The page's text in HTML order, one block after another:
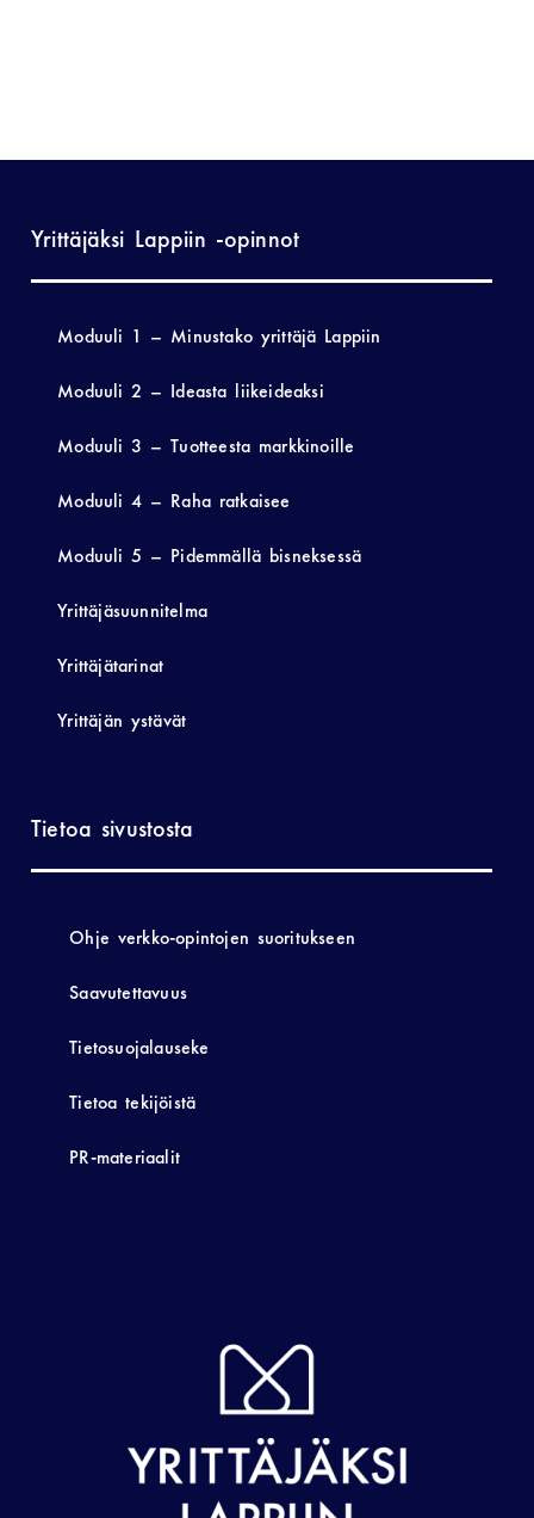
Yrittäjäksi Lappiin -opinnot
Moduuli 1 – Minustako yrittäjä Lappiin
Moduuli 2 – Ideasta liikeideaksi
Moduuli 3 – Tuotteesta markkinoille
Moduuli 4 – Raha ratkaisee
Moduuli 5 – Pidemmällä bisneksessä
Yrittäjäsuunnitelma
Yrittäjätarinat
Yrittäjän ystävät
Tietoa sivustosta
Ohje verkko-opintojen suoritukseen
Saavutettavuus
Tietosuojalauseke
Tietoa tekijöistä
PR-materiaalit